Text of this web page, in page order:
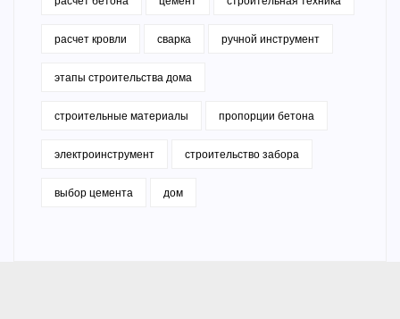
расчет кровли сварка ручной инструмент
этапы строительства дома
строительные материалы пропорции бетона
электроинструмент строительство забора
выбор цемента дом